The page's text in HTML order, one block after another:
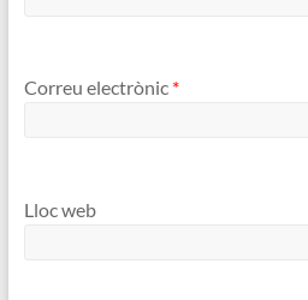
Correu electrònic *
Lloc web